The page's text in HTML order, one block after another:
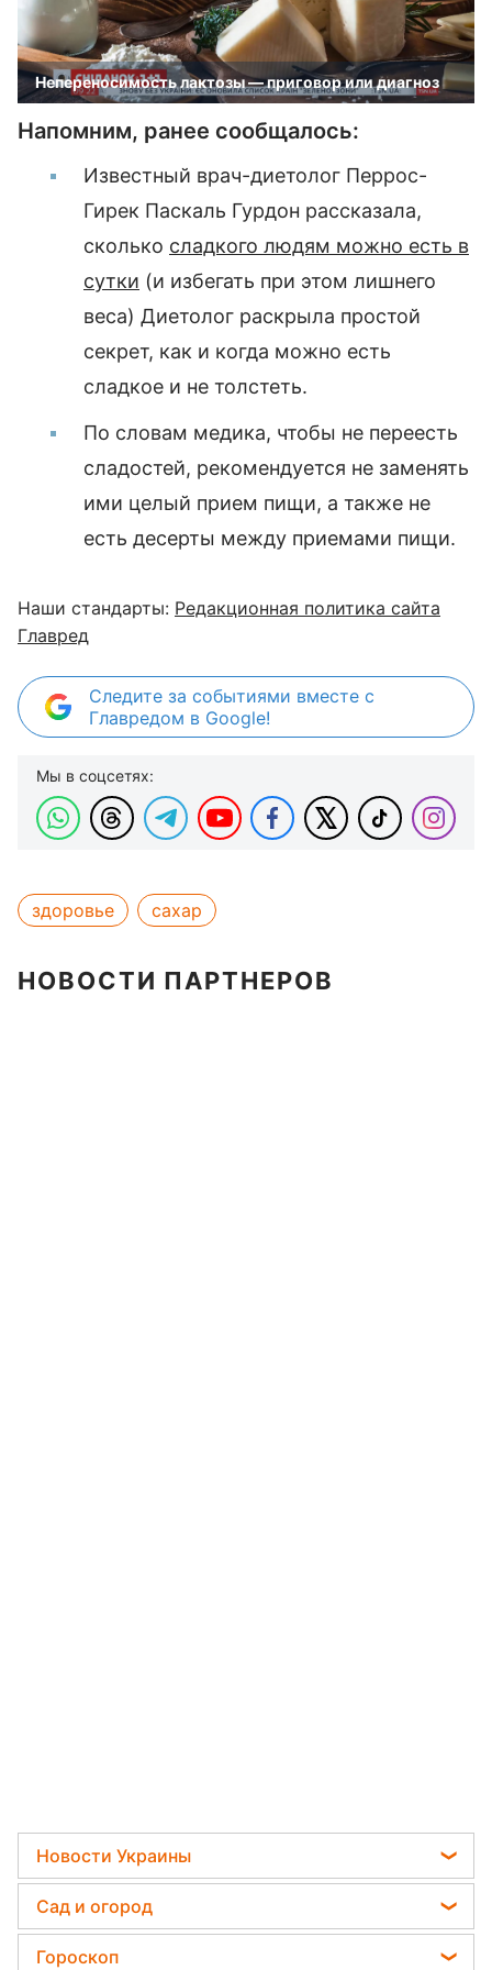
Непереносимость лактозы — приговор или диагноз
Напомним, ранее сообщалось:
Известный врач-диетолог Перрос-
Гирек Паскаль Гурдон рассказала,
сколько сладкого людям можно есть в
сутки (и избегать при этом лишнего
веса) Диетолог раскрыла простой
секрет, как и когда можно есть
сладкое и не толстеть.
По словам медика, чтобы не переесть
сладостей, рекомендуется не заменять
ими целый прием пищи, а также не
есть десерты между приемами пищи.
Наши стандарты: Редакционная политика сайта
Главред
Следите за событиями вместе с
Главредом в Google!
Мы в соцсетях:
здоровье сахар
НОВОСТИ ПАРТНЕРОВ
Новости Украины
Телеграм новости Украины
Пенсии в Украине
Сад и огород
Садовод назвал самое эффективное средство
Гороскоп